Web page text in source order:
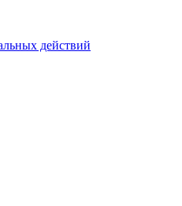
действий